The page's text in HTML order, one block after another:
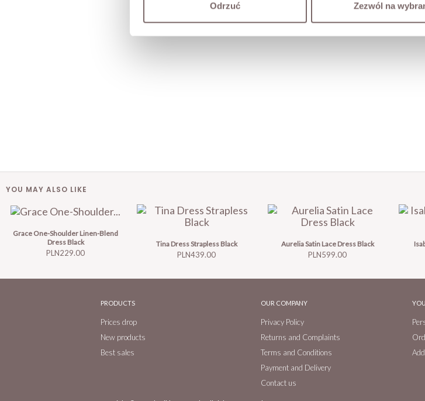
Odrzuć Zezwól na
YOU MAY ALSO LIKE
Grace One-Shoulder Linen-Blend
Dress Black
Price
PLN229.00
Tina Dress Strapless Black
Price
PLN439.00
Aurelia Satin Lace Dress Black
Price
PLN599.00
PRODUCTS
Prices drop
New products
Best sales
OUR COMPANY
Privacy Policy
Returns and Complaints
Terms and Conditions
Payment and Delivery
Contact us